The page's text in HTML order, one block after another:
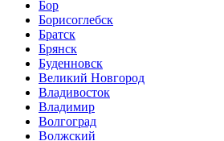
Бор
Борисоглебск
Братск
Брянск
Буденновск
Великий Новгород
Владивосток
Владимир
Волгоград
Волжский